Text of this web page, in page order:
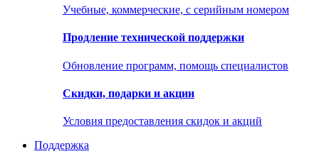
Учебные, коммерческие, с серийным номером
Продление технической поддержки
Обновление программ, помощь специалистов
Скидки, подарки и акции
Условия предоставления скидок и акций
Поддержка